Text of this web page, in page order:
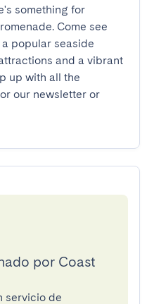
something for
Come see
popular seaside
and a vibrant
up with all the
our newsletter or
por Coast
servicio de